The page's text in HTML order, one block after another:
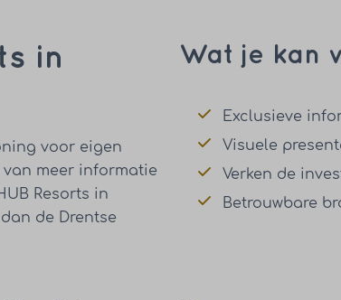
in
voor eigen
meer informatie
Resorts in
de Drentse
Wat je kan
Exclusieve
Visuele
Verken de
Betrouwbare